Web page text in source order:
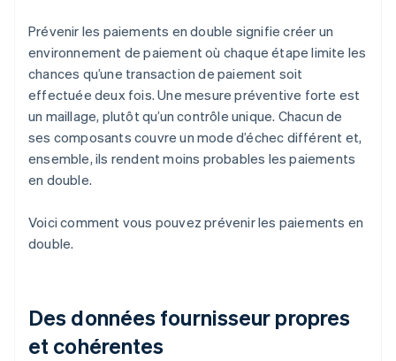
Prévenir les paiements en double signifie créer un
environnement de paiement où chaque étape limite les
chances qu’une transaction de paiement soit
effectuée deux fois. Une mesure préventive forte est
un maillage, plutôt qu’un contrôle unique. Chacun de
ses composants couvre un mode d’échec différent et,
ensemble, ils rendent moins probables les paiements
en double.
Voici comment vous pouvez prévenir les paiements en
double.
Des données fournisseur propres
et cohérentes